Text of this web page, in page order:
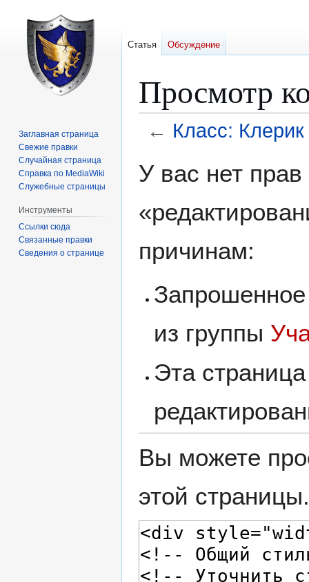
Просмотр
← Класс: Клерик
У вас нет
причинам:
Запрошенное
из группы
Эта
Вы можете
этой страницы.
Статья Обсуждение
Заглавная страница
Свежие правки
Случайная страница
Справка по MediaWiki
Служебные страницы
Инструменты
Ссылки сюда
Связанные правки
Сведения о странице